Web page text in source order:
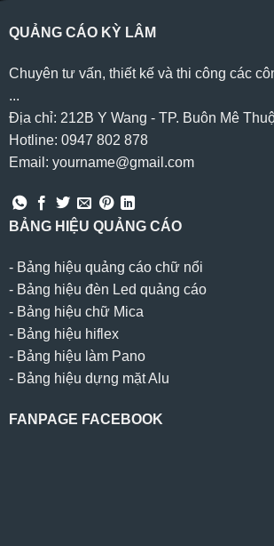
QUẢNG CÁO KỲ LÂM
Chuyên tư vấn, thiết kế và thi công các
...
Địa chỉ: 212B Y Wang - TP. Buôn Mê
Hotline: 0947 802 878
Email: yourname@gmail.com
BẢNG HIỆU QUẢNG CÁO
- Bảng hiệu quảng cáo chữ nổi
- Bảng hiệu đèn Led quảng cáo
- Bảng hiệu chữ Mica
- Bảng hiệu hiflex
- Bảng hiệu làm Pano
- Bảng hiệu dựng mặt Alu
FANPAGE FACEBOOK